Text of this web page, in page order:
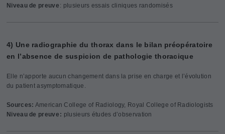
Niveau de preuve : plusieurs essais cliniques randomisés
4) Une radiographie du thorax dans le bilan préopératoire
en l’absence de suspicion de pathologie thoracique
Elle n’apporte aucun changement dans la prise en charge et l’évolution
du patient asymptomatique.
Sources: American College of Radiology, Royal College of Radiologists
Niveau de preuve : plusieurs études d’observation